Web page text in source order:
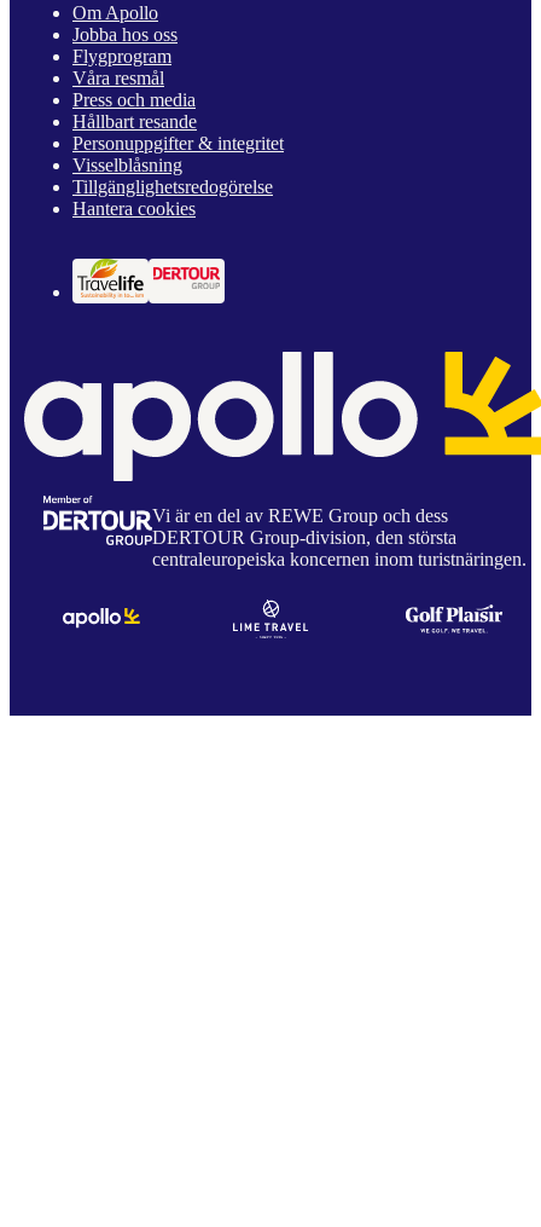
Om Apollo
Jobba hos oss
Flygprogram
Våra resmål
Press och media
Hållbart resande
Personuppgifter & integritet
Visselblåsning
Tillgänglighetsredogörelse
Hantera cookies
Vi är en del av REWE Group och dess
DERTOUR Group-division, den största
centraleuropeiska koncernen inom turistnäringen.